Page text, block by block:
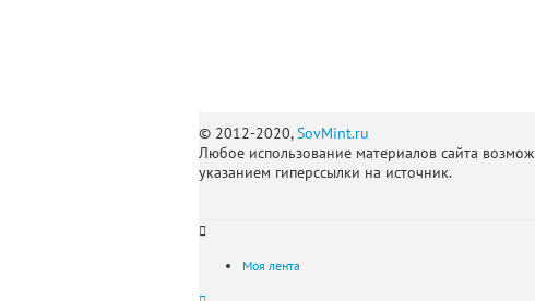
© 2012-2020,SovMint.ru
Любое использование материалов сайта
указанием гиперссылки на источник.
Моя лента